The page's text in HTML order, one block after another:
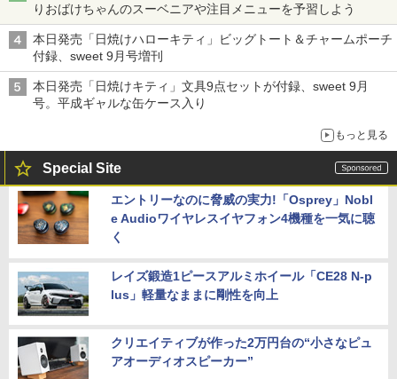
りおばけちゃんのスーベニアや注目メニューを予習しよう
本日発売「日焼けハローキティ」ビッグトート＆チャームポーチ
付録、sweet 9月号増刊
本日発売「日焼けキティ」文具9点セットが付録、sweet 9月
号。平成ギャルな缶ケース入り
もっと見る
Special Site
エントリーなのに脅威の実力!「Osprey」Nobl
e Audioワイヤレスイヤフォン4機種を一気に聴
く
レイズ鍛造1ピースアルミホイール「CE28 N-p
lus」軽量なままに剛性を向上
クリエイティブが作った2万円台の“小さなピュ
アオーディオスピーカー”